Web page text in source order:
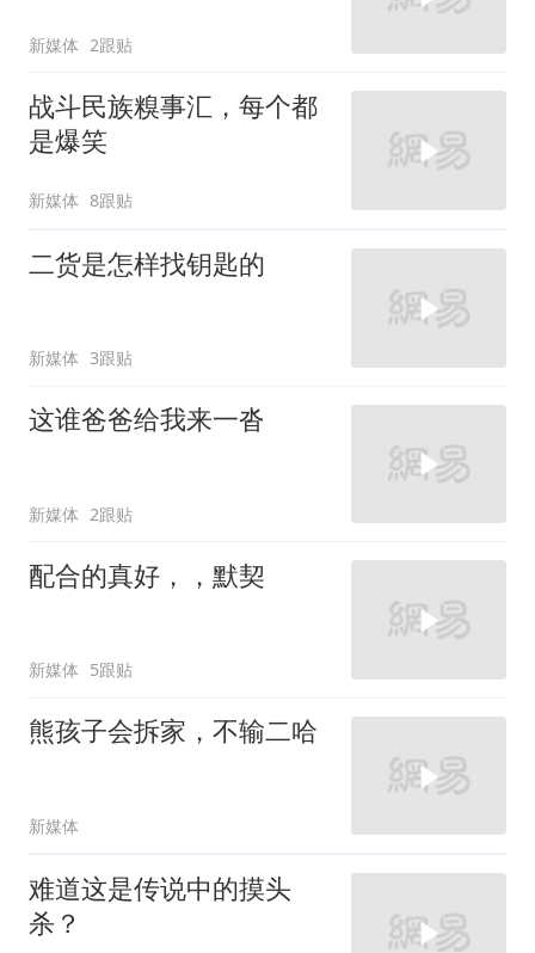
新媒体 2跟贴
战斗民族糗事汇，每个都
是爆笑
新媒体 8跟贴
二货是怎样找钥匙的
新媒体 3跟贴
这谁爸爸给我来一沓
新媒体 2跟贴
配合的真好，，默契
新媒体 5跟贴
熊孩子会拆家，不输二哈
新媒体
难道这是传说中的摸头
杀？